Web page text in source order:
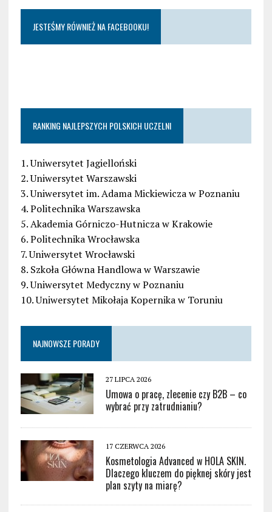
JESTEŚMY RÓWNIEŻ NA FACEBOOKU!
RANKING NAJLEPSZYCH POLSKICH UCZELNI
1. Uniwersytet Jagielloński
2. Uniwersytet Warszawski
3. Uniwersytet im. Adama Mickiewicza w Poznaniu
4. Politechnika Warszawska
5. Akademia Górniczo-Hutnicza w Krakowie
6. Politechnika Wrocławska
7. Uniwersytet Wrocławski
8. Szkoła Główna Handlowa w Warszawie
9. Uniwersytet Medyczny w Poznaniu
10. Uniwersytet Mikołaja Kopernika w Toruniu
NAJNOWSZE PORADY
27 LIPCA 2026
Umowa o pracę, zlecenie czy B2B – co
wybrać przy zatrudnianiu?
17 CZERWCA 2026
Kosmetologia Advanced w HOLA SKIN.
Dlaczego kluczem do pięknej skóry jest
plan szyty na miarę?